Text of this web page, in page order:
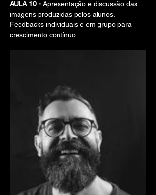
AULA 10 - Apresentação e discussão das
imagens produzidas pelos alunos.
Feedbacks individuais e em grupo para
crescimento contínuo.